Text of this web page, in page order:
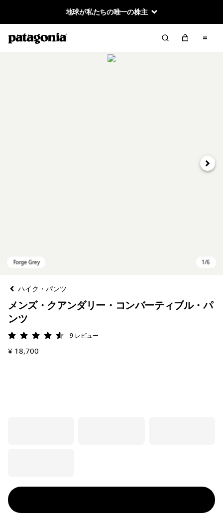
地球が私たちの唯一の株主
次へ
ハイク・パンツ
メンズ・クアンダリー・コンバーティブル・パ
ンツ
評価: 4.6 / 5
9 レビュー
¥ 18,700